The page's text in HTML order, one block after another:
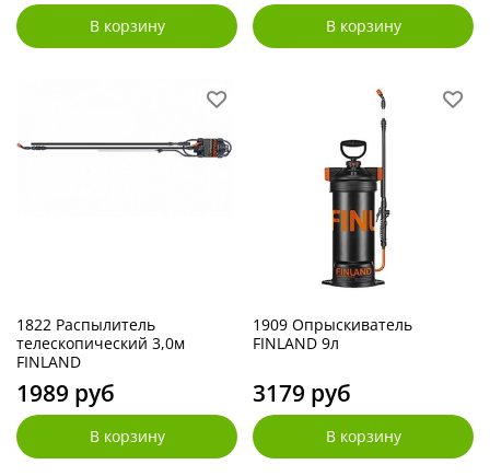
В корзину В корзину
1822 Распылитель
телескопический 3,0м
FINLAND
1989 руб
В корзину
1909 Опрыскиватель
FINLAND 9л
3179 руб
В корзину